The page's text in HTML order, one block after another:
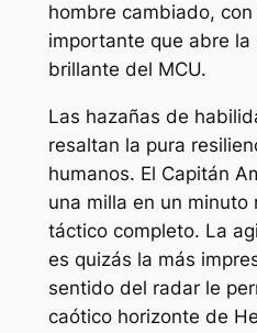
hombre cambiado,
importante que abre
brillante del MCU.
Las hazañas de
resaltan la pura
humanos. El Capitán
una milla en un minuto
táctico completo. La
es quizás la más
sentido del radar le
caótico horizonte de